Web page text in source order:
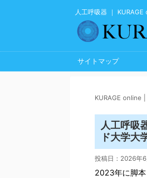
人工呼吸器 ｜ KURAGE
サイトマップ
KURAGE online
人工呼吸
ド大学大
投稿日： 2026年
2023年に脚